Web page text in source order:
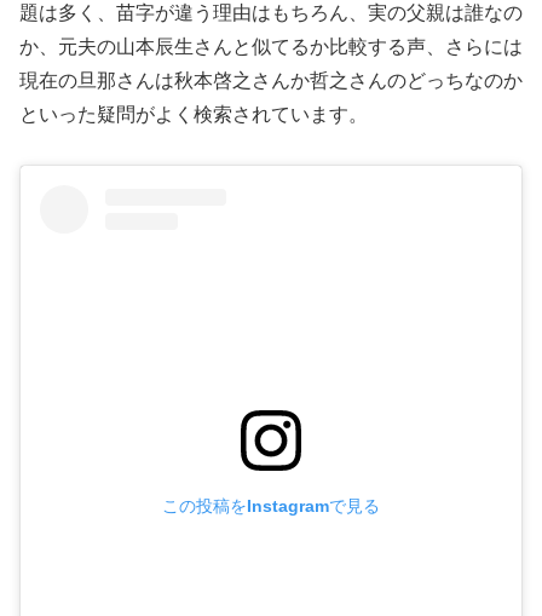
題は多く、苗字が違う理由はもちろん、実の父親は誰なの
か、元夫の山本辰生さんと似てるか比較する声、さらには
現在の旦那さんは秋本啓之さんか哲之さんのどっちなのか
といった疑問がよく検索されています。
この投稿をInstagramで見る